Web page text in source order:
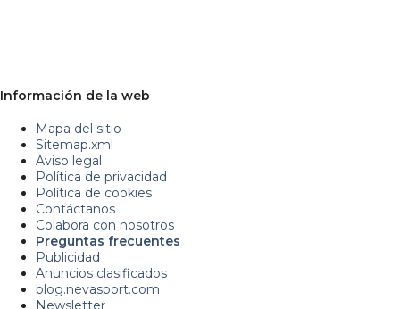
Información de la web
Mapa del sitio
Sitemap.xml
Aviso legal
Política de privacidad
Política de cookies
Contáctanos
Colabora con nosotros
Preguntas frecuentes
Publicidad
Anuncios clasificados
blog.nevasport.com
Newsletter